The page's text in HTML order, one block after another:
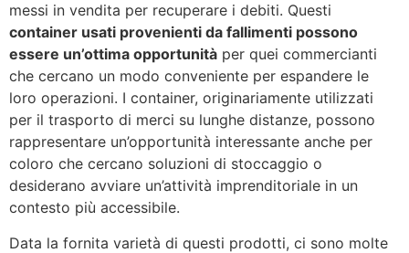
messi in vendita per recuperare i debiti. Questi
container usati provenienti da fallimenti possono
essere un’ottima opportunità per quei commercianti
che cercano un modo conveniente per espandere le
loro operazioni. I container, originariamente utilizzati
per il trasporto di merci su lunghe distanze, possono
rappresentare un’opportunità interessante anche per
coloro che cercano soluzioni di stoccaggio o
desiderano avviare un’attività imprenditoriale in un
contesto più accessibile.
Data la fornita varietà di questi prodotti, ci sono molte